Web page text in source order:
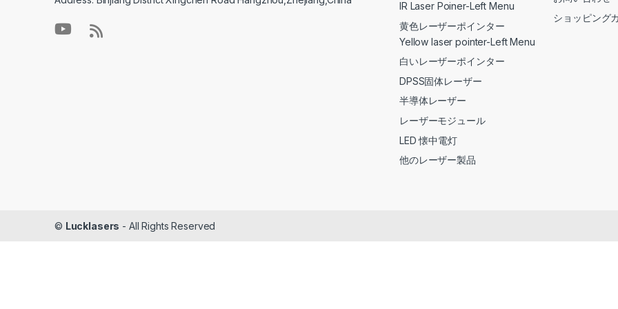
IR Laser Poiner-Left Menu
黄色レーザーポインター
Yellow laser pointer-Left Menu
白いレーザーポインター
DPSS固体レーザー
半導体レーザー
レーザーモジュール
LED 懐中電灯
他のレーザー製品
ショッピング
© Lucklasers - All Rights Reserved